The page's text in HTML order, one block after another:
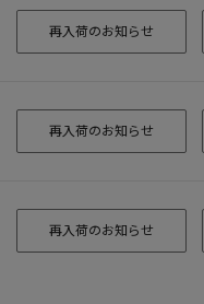
再入荷のお知らせ
再入荷のお知らせ
再入荷のお知らせ